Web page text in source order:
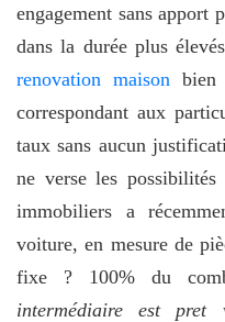
engagement sans apport
dans la durée plus
renovation maison bien
correspondant aux
taux sans aucun
ne verse les possibilités
immobiliers a
voiture, en mesure de
fixe ? 100% du
intermédiaire est pret